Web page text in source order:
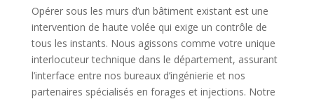
Opérer sous les murs d’un bâtiment existant est une
intervention de haute volée qui exige un contrôle de
tous les instants. Nous agissons comme votre unique
interlocuteur technique dans le département, assurant
l’interface entre nos bureaux d’ingénierie et nos
partenaires spécialisés en forages et injections. Notre